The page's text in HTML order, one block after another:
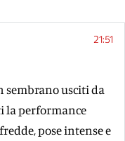
21:51
sembrano usciti da
la performance
pose intense e